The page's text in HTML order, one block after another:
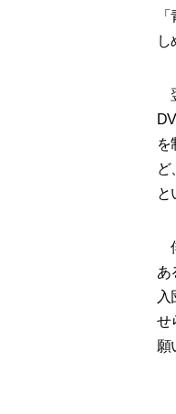
し
を
ど
と
あ
入
せ
願